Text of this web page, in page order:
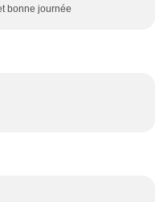
bonne journée